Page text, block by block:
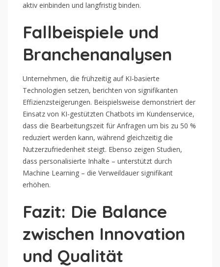
aktiv einbinden und langfristig binden.
Fallbeispiele und
Branchenanalysen
Unternehmen, die frühzeitig auf KI-basierte
Technologien setzen, berichten von signifikanten
Effizienzsteigerungen. Beispielsweise demonstriert der
Einsatz von KI-gestützten Chatbots im Kundenservice,
dass die Bearbeitungszeit für Anfragen um bis zu 50 %
reduziert werden kann, während gleichzeitig die
Nutzerzufriedenheit steigt. Ebenso zeigen Studien,
dass personalisierte Inhalte – unterstützt durch
Machine Learning – die Verweildauer signifikant
erhöhen.
Fazit: Die Balance
zwischen Innovation
und Qualität